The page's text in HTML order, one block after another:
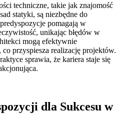
techniczne, takie jak znajomość
statyki, są niezbędne do
pomagają w
unikając błędów w
mogą efektywnie
przyspiesza realizację projektów.
sprawia, że kariera staje się
dla Sukcesu w